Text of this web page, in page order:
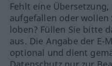
Fehlt eine
aufgefallen oder wollen
loben? Füllen Sie bitte
aus. Die Angabe der E-
optional und dient